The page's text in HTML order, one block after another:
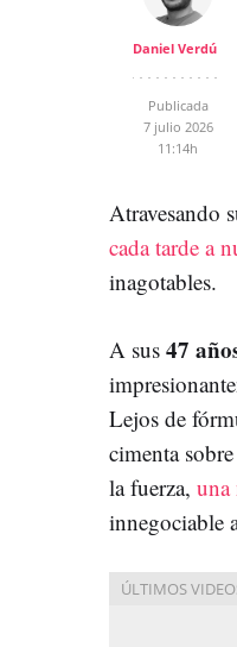
Daniel Verdú
Publicada
7 julio 2026
11:14h
Atravesando
cada tarde a
inagotables.
A sus 47
Lejos de
cimenta
la fuerza, una
innegociable